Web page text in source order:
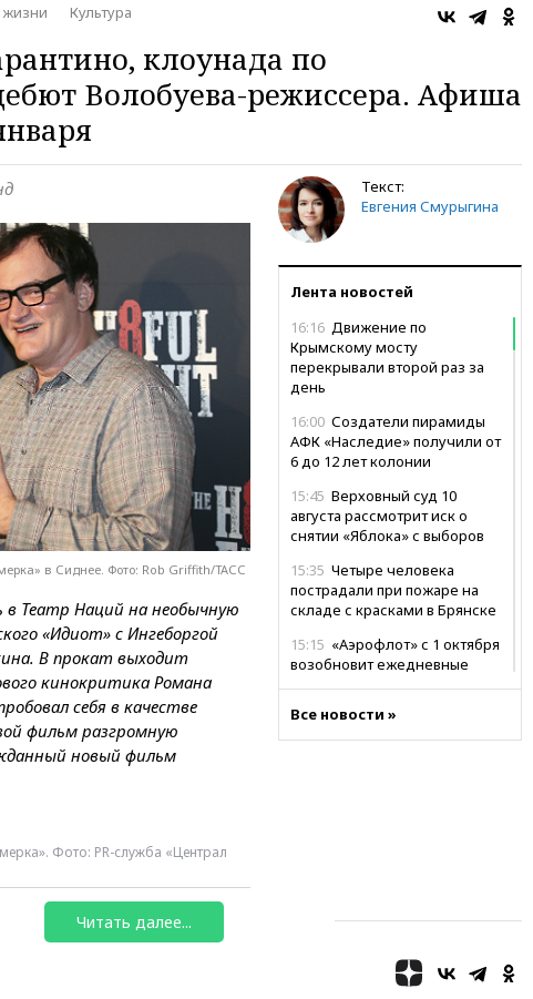
жизни Культура
клоунада по
Волобуева-режиссера. Афиша
Текст:
Евгения Смурыгина
Лента новостей
16:16 Движение по
Крымскому мосту
перекрывали второй раз за
день
16:00 Создатели пирамиды
АФК «Наследие» получили от
6 до 12 лет колонии
15:45 Верховный суд 10
августа рассмотрит иск о
снятии «Яблока» с выборов
15:35 Четыре человека
пострадали при пожаре на
складе с красками в Брянске
15:15 «Аэрофлот» с 1 октября
возобновит ежедневные
14:52 Турция, Саудовская
Аравия и Пакистан
товаров для параллельного
Роспотребнадзор
Все новости »
в Сиднее. Фото: Rob Griffith/ТАСС
Театр Наций на необычную
«Идиот» с Ингеборгой
В прокат выходит
кинокритика Романа
себя в качестве
фильм разгромную
новый фильм
Фото: PR-служба «Централ
Читать далее...